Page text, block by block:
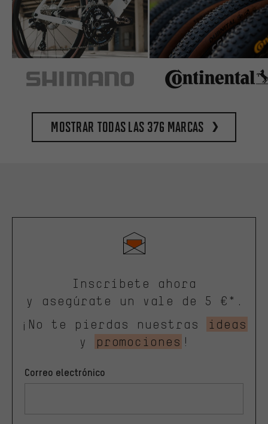
Mostrar todas las 376 marcas
Inscríbete ahora
y asegúrate un vale de 5 €*.
¡No te pierdas nuestras
ideas
y
promociones !
Correo electrónico